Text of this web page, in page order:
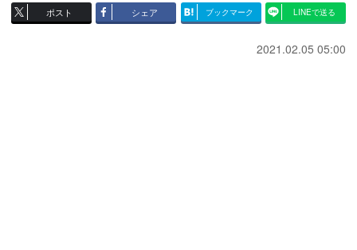
ポスト シェア ブックマーク LINEで送る
2021.02.05 05:00